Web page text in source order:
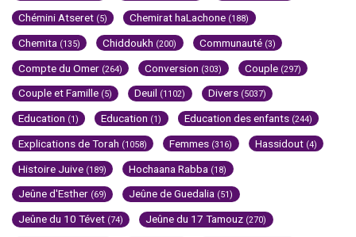
Chémini Atseret (5) Chemirat haLachone (188)
Chemita (135) Chiddoukh (200) Communauté (3)
Compte du Omer (264) Conversion (303) Couple (297)
Couple et Famille (5) Deuil (1102) Divers (5037)
Education (1) Education (1) Education des enfants (244)
Explications de Torah (1058) Femmes (316) Hassidout (4)
Histoire Juive (189) Hochaana Rabba (18)
Jeûne d'Esther (69) Jeûne de Guedalia (51)
Jeûne du 10 Tévet (74) Jeûne du 17 Tamouz (270)